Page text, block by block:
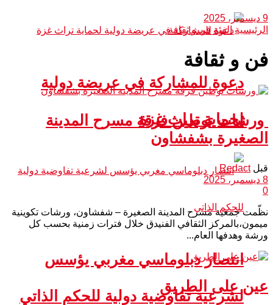
دعوة للمشاركة في عريضة دولية
لحماية تراث غزة
انتصار دبلوماسي مغربي يؤسس
لشرعية تفاوضية دولية للحكم الذاتي
9 ديسمبر، 2025
الرئيسية الفئة فن و ثقافة
فن و ثقافة
ورشات توطين فرقة مسرح المدينة
الصغيرة بشفشاون
قبل Redact
8 ديسمبر، 2025
0
نظّمت جمعية مسرح المدينة الصغيرة – شفشاون، ورشات تكوينية
ميمون،بالمركز الثقافي الفنيدق خلال فترات زمنية بحسب كل
ورشة وهدفها العام...
عين على الطريق